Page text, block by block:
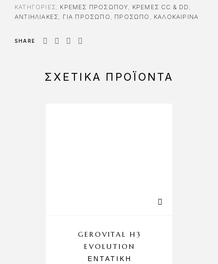
ΚΑΤΗΓΟΡΊΕΣ: ΚΡΈΜΕΣ ΠΡΟΣΏΠΟΥ, ΚΡΈΜΕΣ CC & DD ,
ΑΝΤΙΗΛΙΑΚΈΣ, ΓΙΑ ΠΡΌΣΩΠΟ , ΠΡΟΣΩΠΟ , ΚΑΛΟΚΑΙΡΙΝΑ
SHARE
ΣΧΕΤΙΚΆ ΠΡΟΪΌΝΤΑ
GEROVITAL H3
EVOLUTION
ΕΝΤΑΤΙΚΉ